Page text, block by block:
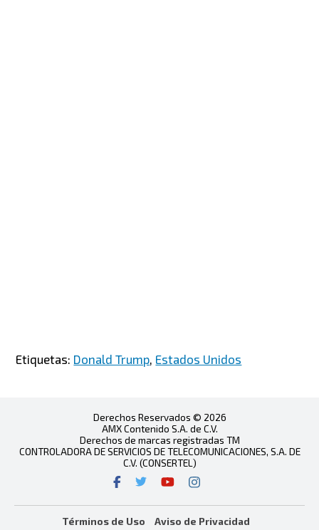
Etiquetas: Donald Trump Estados Unidos
Derechos Reservados © 2026
AMX Contenido S.A. de C.V.
Derechos de marcas registradas TM
CONTROLADORA DE SERVICIOS DE TELECOMUNICACIONES, S.A. DE
C.V. (CONSERTEL)
Términos de Uso Aviso de Privacidad